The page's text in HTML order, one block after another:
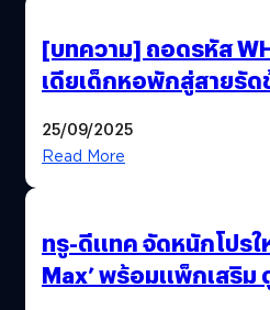
[บทความ] ถอดรหัส
เดียเด็กหอพักสู่สายรั
25/09/2025
Read More
ทรู-ดีแทค จัดหนักโปรใ
Max’ พร้อมแพ็กเสริม